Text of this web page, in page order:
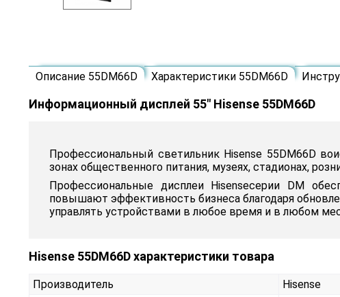
Описание 55DM66D Характеристики 55DM66D
Информационный дисплей 55" Hisense 55DM66D
Профессиональный светильник Hisense 55DM66D
зонах общественного питания, музеях, стадионах,
Профессиональные дисплеи Hisensecерии DM
повышают эффективность бизнеса благодаря
управлять устройствами в любое время и в любом
Hisense 55DM66D характеристики товара
Производитель
Hisense